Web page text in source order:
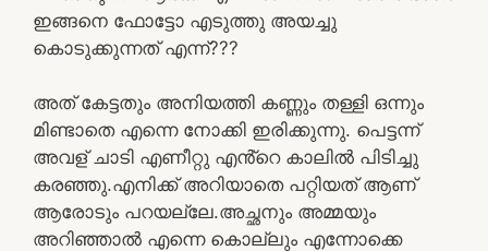
ഇങ്ങനെ ഫോട്ടോ എടുത്തു അയച്ചു
കൊടുക്കുന്നത് എന്ന്???
അത് കേട്ടതും അനിയത്തി കണ്ണും തള്ളി ഒന്നും
മിണ്ടാതെ എന്നെ നോക്കി ഇരിക്കുന്നു. പെട്ടന്ന്
അവള് ചാടി എണീറ്റു എൻ്റെ കാലിൽ പിടിച്ചു
കരഞ്ഞു.എനിക്ക് അറിയാതെ പറ്റിയത് ആണ്
ആരോടും പറയല്ലേ.അച്ഛനും അമ്മയും
അറിഞ്ഞാൽ എന്നെ കൊല്ലും എന്നോക്കെ